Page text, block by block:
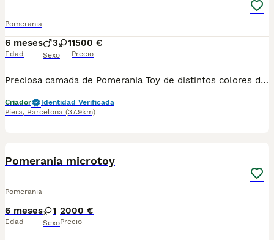
Pomerania
6 meses
Edad
3 1
Sexo
1500 €
Precio
Preciosa camada de Pomerania Toy de distintos colores disponibles. Centro Canino Vallbonica es mucho más que un centro de cría , es una familia comprometida con el bienestar animal y la cria responsable, por ello todos nuestros bebés nacen y se crían en nuestras instalaciones , asegurando así un correcto desarrollo y una magnífica socialización, consiguiendo en cada ejemplar un carácter juguetón y extrovertido algo primordial para su adaptación como un miembro más en tu familia . Se entregan con el carnet de vacunas con el plan correspondiente a su edad , desparasitados y microchip implantado y activado en registro de Anicom. Facilitamos junto al cachorro contrato de compra con garantías víricas de 15 días y congénitas de 1 año . Contamos con un gran equipo de profesionales entre los que se encuentran educadores, auxiliares y Veterinarios ofreciendo los controles sanitarios necesarios así como continua vigilancia asegurando su bienestar . Hacemos envíos a toda España con empresa de transporte privado, proporcionando un viaje confortable y ofreciendo las atenciones necesarias a nuestros bebés . Si estás interesado en alguno de nuestros ejemplares solicita información sin compromiso al 722269698 . También atendemos vía WhatsApp . PRECIO REAL ( incluye el IVA) . Núcleo zoológico B2501315
Criador
Identidad Verificada
Piera, Barcelona (37.9km)
Pomerania microtoy
Pomerania
6 meses
Edad
1
Sexo
2000 €
Precio